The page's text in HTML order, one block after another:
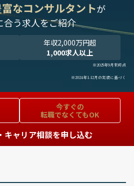
なコンサルタントが
合う求人をご紹介
年収2,000万円超
1,000求人以上
※2025年9月末時点
※2024年1-12月の実績に基づく
今すぐの
転職でなくてもOK
キャリア相談を申し込む